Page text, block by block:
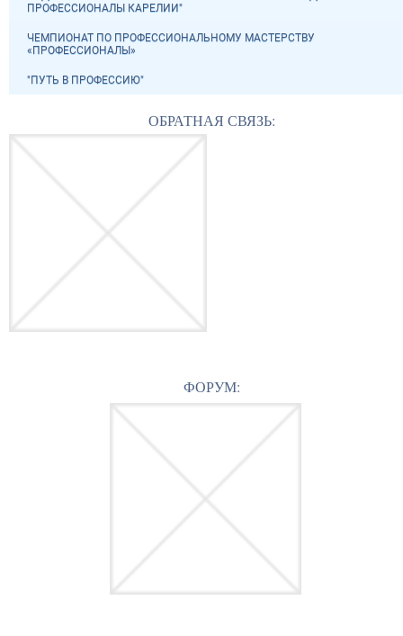
ПРОФЕССИОНАЛЫ КАРЕЛИИ"
ЧЕМПИОНАТ ПО ПРОФЕССИОНАЛЬНОМУ МАСТЕРСТВУ
«ПРОФЕССИОНАЛЫ»
"ПУТЬ В ПРОФЕССИЮ"
ОБРАТНАЯ СВЯЗЬ:
ФОРУМ: